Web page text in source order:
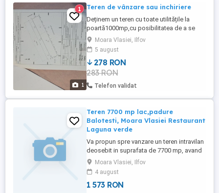
1
1 Teren de vânzare sau inchiriere
Deținem un teren cu toate utilitățile la
poartă1000mp,cu posibilitatea de a se
extinde cu inca 300mp, situat la 50m de
dj101,și 1 km de autostrada București-
Ploiești
Moara Vlasiei, Ilfov
5 august
278 RON
283 RON
Telefon validat
Teren 7700 mp lac,padure
Balotesti, Moara Vlasiei Restaurant
Laguna verde
Va propun spre vanzare un teren intravilan
deosebit in suprafata de 7700 mp, avand
acces atat la lac cat si la padure. Terenul
are o deschidere de 28 ml la strada si la
Valea Cociovalistea si este neparcelat.
Atat pozitionarea terenului, cu vedere si
Moara Vlasiei, Ilfov
4 august
1 573 RON